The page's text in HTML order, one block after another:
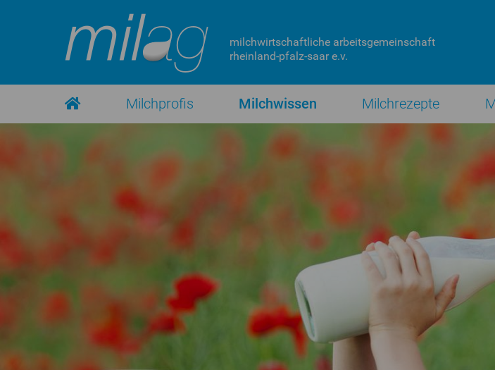
milchwirtschaftliche arbeitsgemeinschaft
rheinland-pfalz-saar e.v.
Milchprofis Milchwissen Milchrezepte